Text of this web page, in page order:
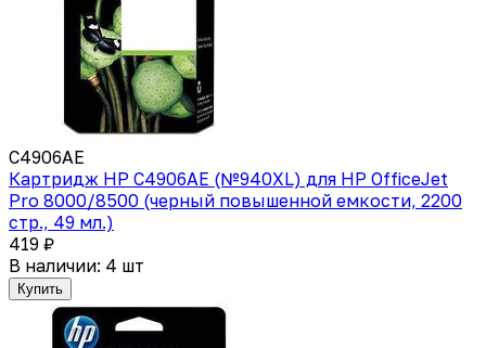
C4906AE
Картридж HP C4906AE (№940XL) для HP OfficeJet
Pro 8000/8500 (черный повышенной емкости, 2200
стр., 49 мл.)
419 ₽
В наличии: 4 шт
Купить